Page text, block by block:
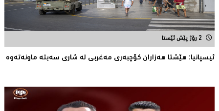
2 رۆژ پێش ئێستا
ئیسپانیا: هێشتا هه‌زاران كۆچبه‌ری مه‌غربی له‌ شاری سه‌بته‌ ماونه‌ته‌وه‌